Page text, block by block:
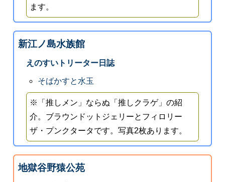
ます。
新江ノ島水族館
えのすいトリーター日誌
そばかすと水玉
※「推しメン」ならぬ「推しクラゲ」の紹
介。ブラウンドットジェリーとフィロリー
ザ・プンクタータです。写真2枚あります。
地獄谷野猿公苑